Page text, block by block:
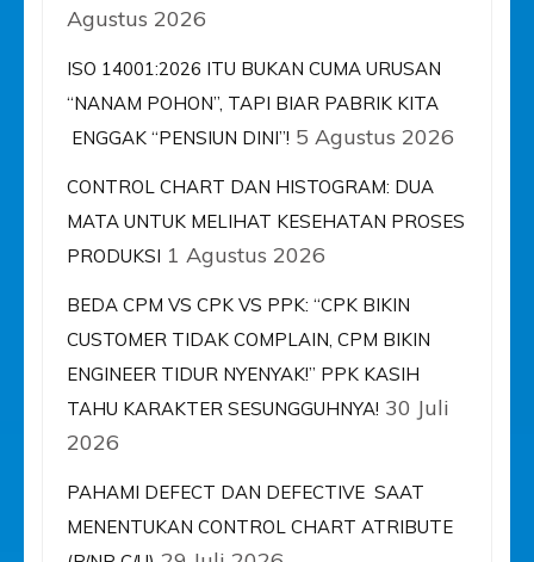
Agustus 2026
ISO 14001:2026 ITU BUKAN CUMA URUSAN
“NANAM POHON”, TAPI BIAR PABRIK KITA
ENGGAK “PENSIUN DINI”! 5 Agustus 2026
CONTROL CHART DAN HISTOGRAM: DUA
MATA UNTUK MELIHAT KESEHATAN PROSES
PRODUKSI 1 Agustus 2026
BEDA CPM VS CPK VS PPK: “CPK BIKIN
CUSTOMER TIDAK COMPLAIN, CPM BIKIN
ENGINEER TIDUR NYENYAK!” PPK KASIH
TAHU KARAKTER SESUNGGUHNYA! 30 Juli
2026
PAHAMI DEFECT DAN DEFECTIVE SAAT
MENENTUKAN CONTROL CHART ATRIBUTE